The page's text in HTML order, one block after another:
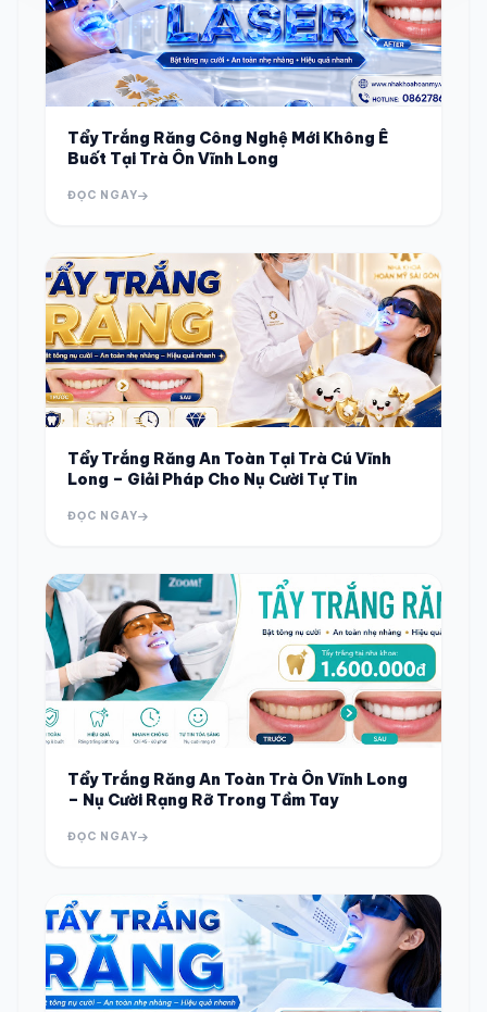
Tẩy Trắng Răng Công Nghệ Mới Không Ê
Buốt Tại Trà Ôn Vĩnh Long
ĐỌC NGAY
Tẩy Trắng Răng An Toàn Tại Trà Cú Vĩnh
Long – Giải Pháp Cho Nụ Cười Tự Tin
ĐỌC NGAY
Tẩy Trắng Răng An Toàn Trà Ôn Vĩnh Long
– Nụ Cười Rạng Rỡ Trong Tầm Tay
ĐỌC NGAY